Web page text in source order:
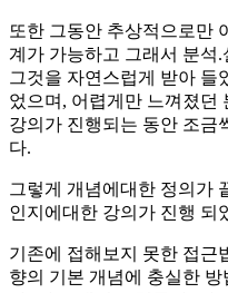
또한 그동안 추상적으로만
계가 가능하고 그래서 분석
그것을 자연스럽게 받아 들
었으며, 어렵게만 느껴졌던
강의가 진행되는 동안 조금
다.
그렇게 개념에대한 정의가
인지에대한 강의가 진행 되
기존에 접해보지 못한 접근
향의 기본 개념에 충실한